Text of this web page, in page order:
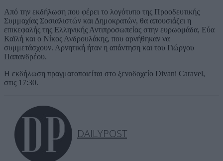
Από την εκδήλωση που φέρει το λογότυπο της Προοδευτικής
Συμμαχίας Σοσιαλιστών και Δημοκρατών, θα απουσιάζει η
επικεφαλής της Ελληνικής Αντιπροσωπείας στην ευρωομάδα, Εύα
Καϊλή και ο Νίκος Ανδρουλάκης, που αρνήθηκαν να
συμμετάσχουν. Αρνητική ήταν η απάντηση και του Γιώργου
Παπανδρέου.
Η εκδήλωση πραγματοποιείται στο ξενοδοχείο Divani Caravel,
στις 17:30.
DAILYPOST